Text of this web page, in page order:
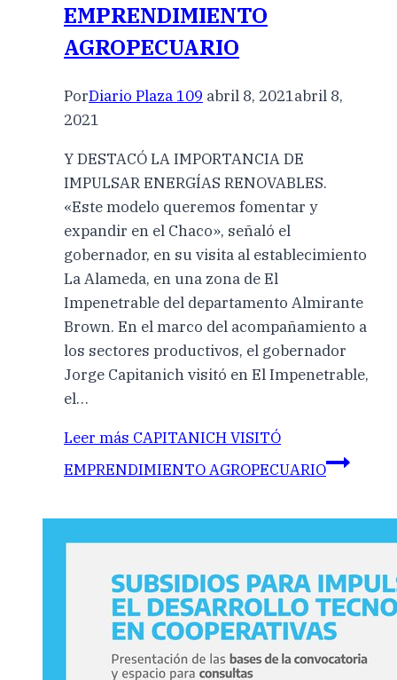
EMPRENDIMIENTO
AGROPECUARIO
PorDiario Plaza 109 abril 8, 2021abril 8,
2021
Y DESTACÓ LA IMPORTANCIA DE
IMPULSAR ENERGÍAS RENOVABLES.
«Este modelo queremos fomentar y
expandir en el Chaco», señaló el
gobernador, en su visita al establecimiento
La Alameda, en una zona de El
Impenetrable del departamento Almirante
Brown. En el marco del acompañamiento a
los sectores productivos, el gobernador
Jorge Capitanich visitó en El Impenetrable,
el…
Leer más CAPITANICH VISITÓ
EMPRENDIMIENTO AGROPECUARIO